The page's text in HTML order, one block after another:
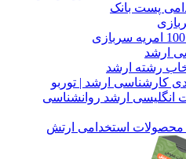
پست بانک
ارشد
رشته ارشد
کارشناسی ارشد | توربو
استخدامی ارتش